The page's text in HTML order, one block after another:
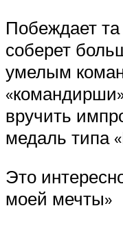
Побеждает та
соберет
умелым
вручить
медаль типа
Это
моей мечты»